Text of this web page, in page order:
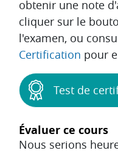
obtenir une note
cliquer sur le
l'examen, ou
Certification pour
Test de
Évaluer ce cours
Nous serions